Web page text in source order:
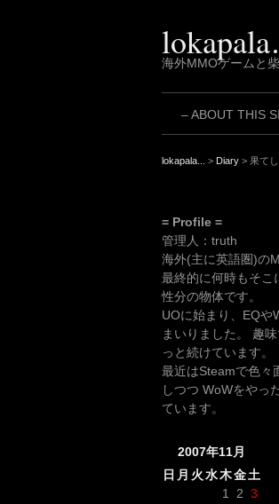
海外MMOゲームと
– ABOUT THIS
lokapala... > Diary > 果て
= Profile =
管理人：truth
海外(主に英語圏)の
最終的に何時もそこ
性分の物体です。
UOに始まり、EQや
まいりました。 趣
っと続けています。
最近はSteamで色々
しつつ WoWをやっ
ています。
2007年11月
日 月 火水木金土
1
2 3